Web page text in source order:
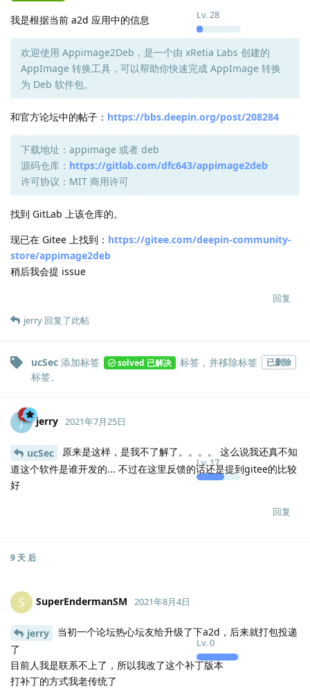
Lv.28
我是根据当前 a2d 应用中的信息
欢迎使用 Appimage2Deb，是一个由 xRetia Labs 创建的
AppImage 转换工具，可以帮助你快速完成 AppImage 转换
为 Deb 软件包。
和官方论坛中的帖子： https://bbs.deepin.org/post/208284
下载地址：appimage 或者 deb
源码仓库： https://gitlab.com/dfc643/appimage2deb
许可协议：MIT 商用许可
找到 GitLab 上该仓库的。
现已在 Gitee 上找到： https://gitee.com/deepin-community-
store/appimage2deb
稍后我会提 issue
回复
jerry 回复了此帖
ucSec 添加标签 solved 已解决 标签，并移除标签 已删除
标签。
J jerry
Lv.17
2021年7月25日
ucSec
原来是这样，是我不了解了。。。。 这么说我还真不知
道这个软件是谁开发的... 不过在这里反馈的话还是提到gitee的比较
好
回复
9 天 后
S SuperEndermanSM
Lv.0
2021年8月4日
jerry
当初一个论坛热心坛友给升级了下a2d，后来就打包投递
了
目前人我是联系不上了，所以我改了这个补丁版本
打补丁的方式我老传统了